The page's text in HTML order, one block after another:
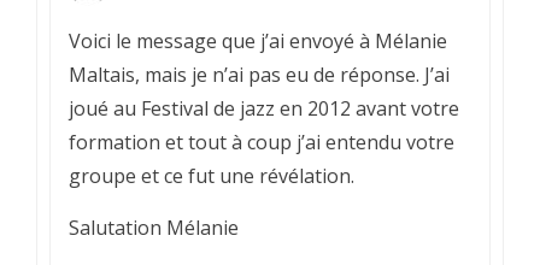
Voici le message que j’ai envoyé à Mélanie
Maltais, mais je n’ai pas eu de réponse. J’ai
joué au Festival de jazz en 2012 avant votre
formation et tout à coup j’ai entendu votre
groupe et ce fut une révélation.
Salutation Mélanie